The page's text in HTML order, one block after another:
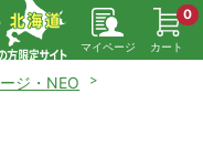
マイページ カート
0
ジ・NEO